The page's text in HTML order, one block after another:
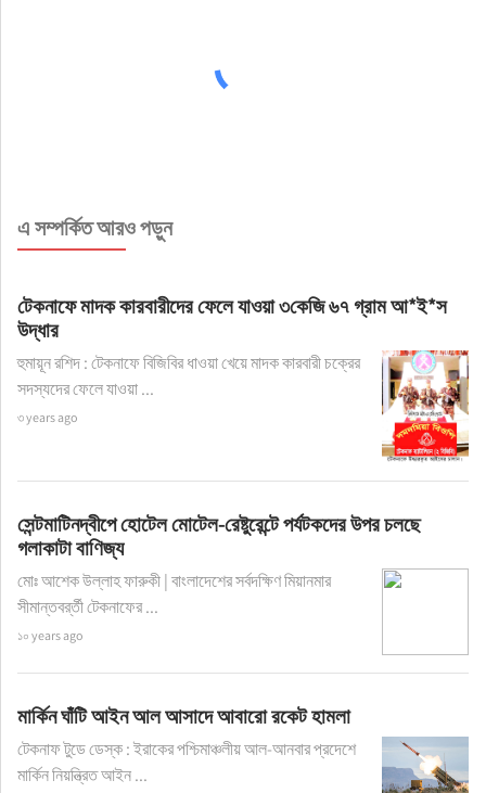
এ সম্পর্কিত আরও পড়ুন
টেকনাফে মাদক কারবারীদের ফেলে যাওয়া ৩কেজি ৬৭ গ্রাম আ*ই*স
উদ্ধার
হুমায়ূন রশিদ : টেকনাফে বিজিবির ধাওয়া খেয়ে মাদক কারবারী চক্রের
সদস্যদের ফেলে যাওয়া ...
৩ years ago
সেন্টমাটিনদ্বীপে হোটেল মোটেল-রেষ্টুরেন্টে পর্যটকদের উপর চলছে
গলাকাটা বাণিজ্য
মোঃ আশেক উল্লাহ ফারুকী | বাংলাদেশের সর্বদক্ষিণ মিয়ানমার
সীমান্তবর্র্তী টেকনাফের ...
১০ years ago
মার্কিন ঘাঁটি আইন আল আসাদে আবারো রকেট হামলা
টেকনাফ টুডে ডেস্ক : ইরাকের পশ্চিমাঞ্চলীয় আল-আনবার প্রদেশে
মার্কিন নিয়ন্ত্রিত আইন ...